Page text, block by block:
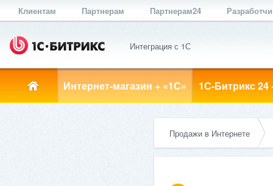
Клиентам Партнерам Партнерам24
Интеграция с 1С
Интернет-магазин + «1С» 1С-Битрикс 24
Продажи в Интернете